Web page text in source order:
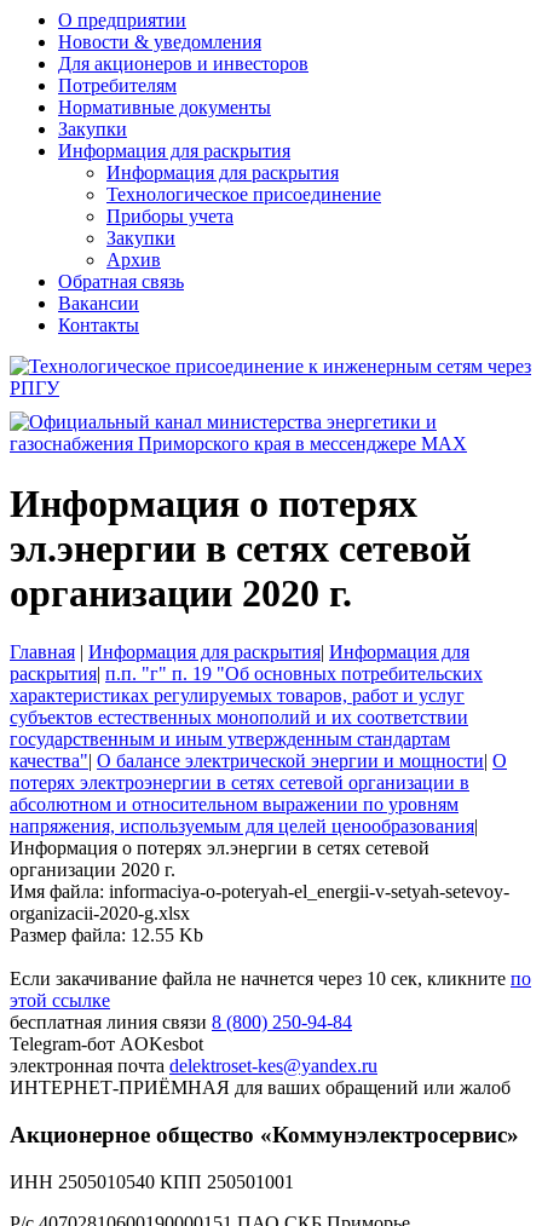
О предприятии
Новости & уведомления
Для акционеров и инвесторов
Потребителям
Нормативные документы
Закупки
Информация для раскрытия
Информация для раскрытия
Технологическое присоединение
Приборы учета
Закупки
Архив
Обратная связь
Вакансии
Контакты
Информация о потерях
эл.энергии в сетях сетевой
организации 2020 г.
Главная | Информация для раскрытия| Информация для
раскрытия| п.п. "г" п. 19 "Об основных потребительских
характеристиках регулируемых товаров, работ и услуг
субъектов естественных монополий и их соответствии
государственным и иным утвержденным стандартам
качества"| О балансе электрической энергии и мощности| О
потерях электроэнергии в сетях сетевой организации в
абсолютном и относительном выражении по уровням
напряжения, используемым для целей ценообразования|
Информация о потерях эл.энергии в сетях сетевой
организации 2020 г.
Имя файла: informaciya-o-poteryah-el_energii-v-setyah-setevoy-
organizacii-2020-g.xlsx
Размер файла: 12.55 Kb
Если закачивание файла не начнется через 10 сек, кликните по
этой ссылке
бесплатная линия связи 8 (800) 250-94-84
Telegram-бот AOKesbot
электронная почта delektroset-kes@yandex.ru
ИНТЕРНЕТ-ПРИЁМНАЯ для ваших обращений или жалоб
Акционерное общество «Коммунэлектросервис»
ИНН 2505010540 КПП 250501001